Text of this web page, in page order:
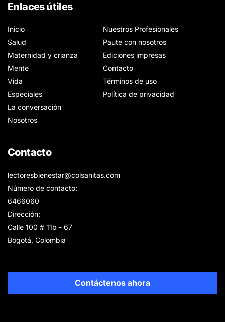
Enlaces útiles
Inicio
Salud
Maternidad y crianza
Mente
Vida
Especiales
La conversación
Nosotros
Nuestros Profesionales
Paute con nosotros
Ediciones impresas
Contacto
Términos de uso
Política de privacidad
Contacto
lectoresbienestar@colsanitas.com
Número de contacto:
6466060
Dirección:
Calle 100 # 11b - 67
Bogotá, Colombia
Contáctenos ahora